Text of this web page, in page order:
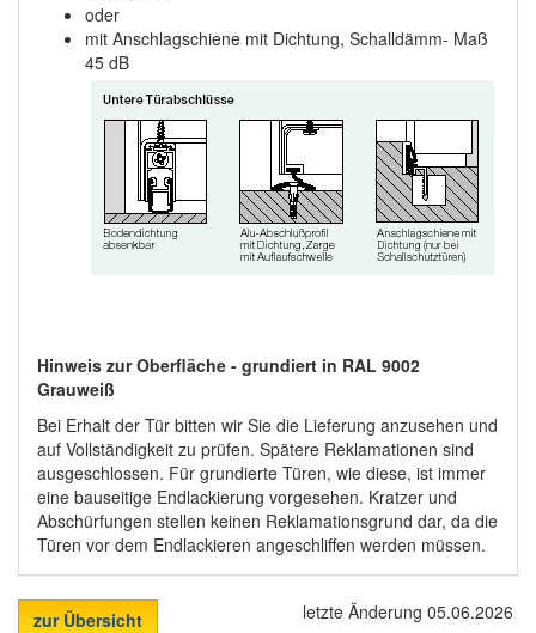
oder
mit Anschlagschiene mit Dichtung, Schalldämm- Maß
45 dB
Hinweis zur Oberfläche - grundiert in RAL 9002
Grauweiß
Bei Erhalt der Tür bitten wir Sie die Lieferung anzusehen und
auf Vollständigkeit zu prüfen. Spätere Reklamationen sind
ausgeschlossen. Für grundierte Türen, wie diese, ist immer
eine bauseitige Endlackierung vorgesehen. Kratzer und
Abschürfungen stellen keinen Reklamationsgrund dar, da die
Türen vor dem Endlackieren angeschliffen werden müssen.
zur Übersicht letzte Änderung 05.06.2026